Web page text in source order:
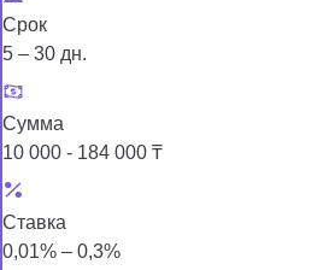
Срок
5 – 30 дн.
Сумма
10 000 - 184 000 ₸
Ставка
0,01% – 0,3%